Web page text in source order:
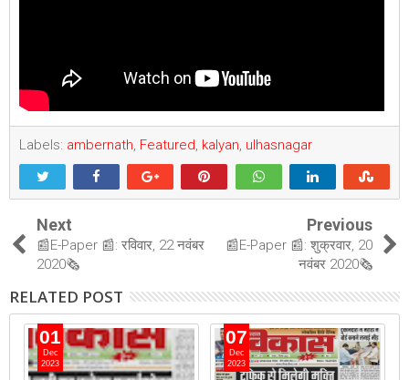
Labels: ambernath, Featured, kalyan, ulhasnagar
Next
📰E-Paper 📰: रविवार, 22 नवंबर
2020🗞
Previous
📰E-Paper 📰: शुक्रवार, 20
नवंबर 2020🗞
RELATED POST
01
Dec
2023
07
Dec
2023